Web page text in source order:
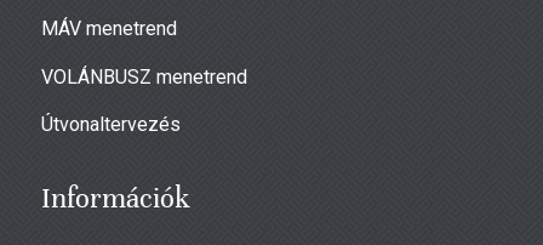
MÁV menetrend
VOLÁNBUSZ menetrend
Útvonaltervezés
Információk